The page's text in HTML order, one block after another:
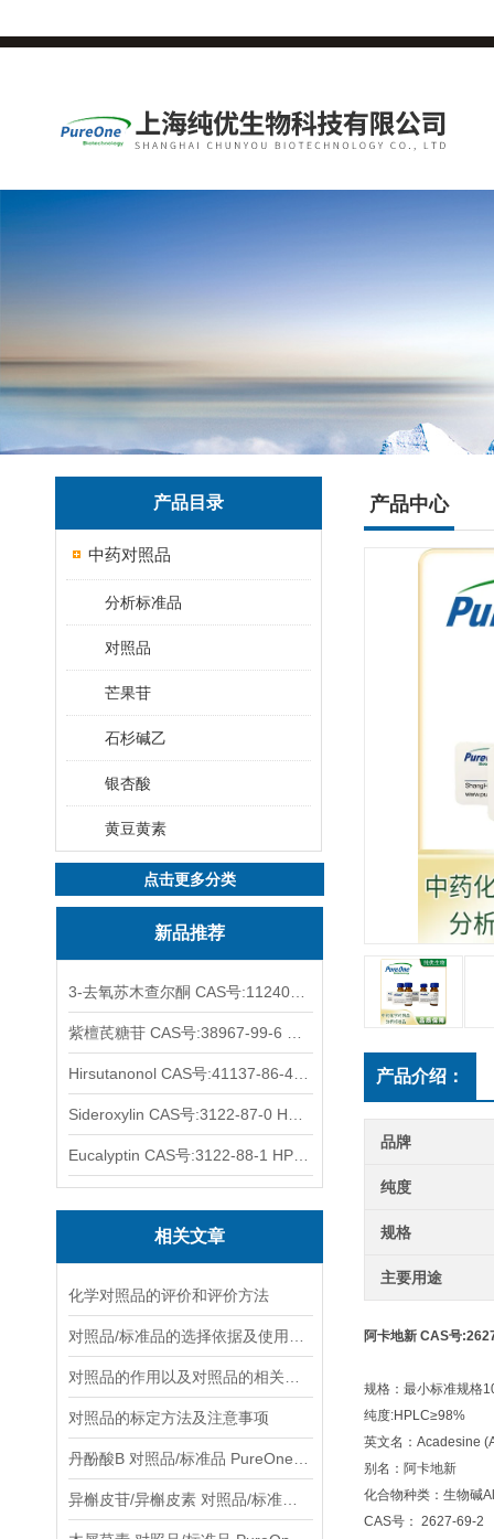
产品目录
中药对照品
分析标准品
对照品
芒果苷
石杉碱乙
银杏酸
黄豆黄素
点击更多分类
新品推荐
相关文章
化学对照品的评价和评价方法
对照品的标定方法及注意事项
产品中心
产品介绍：
品牌
纯度
规格
主要用途
阿卡地新 CAS号
规格：最小标准规格
纯度:HPLC≥98%
英文名：Acadesine
别名：阿卡地新
化合物种类：生物碱
CAS号： 2627-69-2